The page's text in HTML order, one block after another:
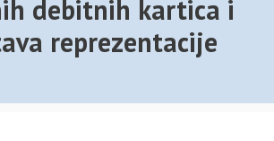
debitnih kartica i
reprezentacije